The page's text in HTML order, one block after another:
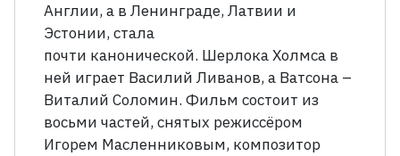
Англии, а в Ленинграде, Латвии и
Эстонии, стала
почти канонической. Шерлока Холмса в
ней играет Василий Ливанов, а Ватсона –
Виталий Соломин. Фильм состоит из
восьми частей, снятых режиссёром
Игорем Масленниковым, композитор